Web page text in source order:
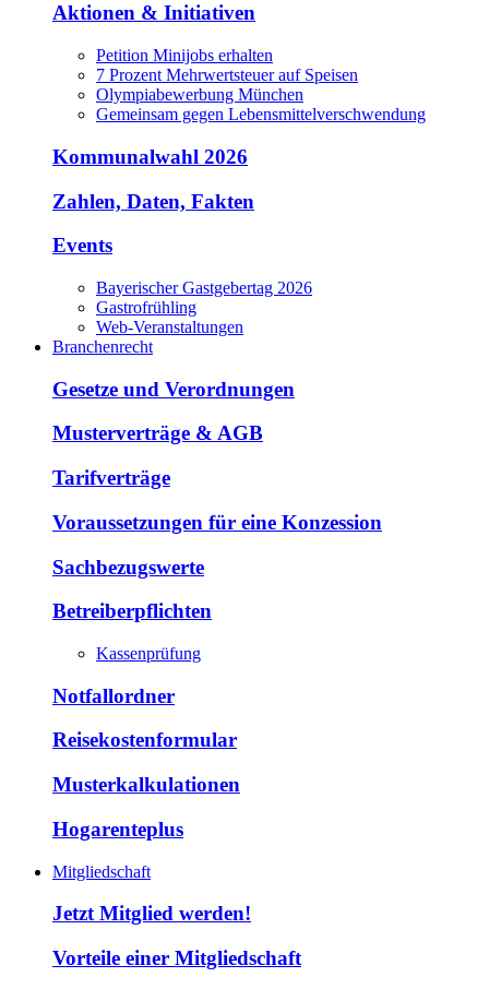
Aktionen & Initiativen
Petition Minijobs erhalten
7 Prozent Mehrwertsteuer auf Speisen
Olympiabewerbung München
Gemeinsam gegen Lebensmittelverschwendung
Kommunalwahl 2026
Zahlen, Daten, Fakten
Events
Bayerischer Gastgebertag 2026
Gastrofrühling
Web-Veranstaltungen
Branchenrecht
Gesetze und Verordnungen
Musterverträge & AGB
Tarifverträge
Voraussetzungen für eine Konzession
Sachbezugswerte
Betreiberpflichten
Kassenprüfung
Notfallordner
Reisekostenformular
Musterkalkulationen
Hogarenteplus
Mitgliedschaft
Jetzt Mitglied werden!
Vorteile einer Mitgliedschaft